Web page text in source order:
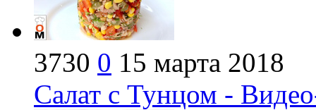
3730 0 15 марта 2018
Салат с Тунцом -